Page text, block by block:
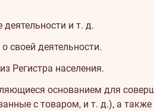
и т. д.
своей деятельности.
Регистра населения.
основанием для
с товаром, и т. д.), а